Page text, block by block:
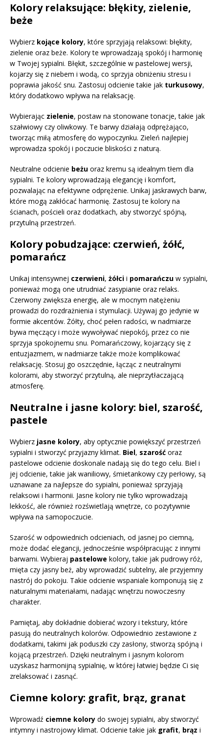
Kolory relaksujące: błękity, zielenie,
beże
Wybierz kojące kolory, które sprzyjają relaksowi: błękity,
zielenie oraz beże. Kolory te wprowadzają spokój i harmonię
w Twojej sypialni. Błękit, szczególnie w pastelowej wersji,
kojarzy się z niebem i wodą, co sprzyja obniżeniu stresu i
poprawia jakość snu. Zastosuj odcienie takie jak turkusowy,
który dodatkowo wpływa na relaksację.
Wybierając zielenie, postaw na stonowane tonacje, takie jak
szałwiowy czy oliwkowy. Te barwy działają odprężająco,
tworząc miłą atmosferę do wypoczynku. Zieleń najlepiej
wprowadza spokój i poczucie bliskości z naturą.
Neutralne odcienie beżu oraz kremu są idealnym tłem dla
sypialni. Te kolory wprowadzają elegancję i komfort,
pozwalając na efektywne odprężenie. Unikaj jaskrawych barw,
które mogą zakłócać harmonię. Zastosuj te kolory na
ścianach, pościeli oraz dodatkach, aby stworzyć spójną,
przytulną przestrzeń.
Kolory pobudzające: czerwień, żółć,
pomarańcz
Unikaj intensywnej czerwieni, żółci i pomarańczu w sypialni,
ponieważ mogą one utrudniać zasypianie oraz relaks.
Czerwony zwiększa energię, ale w mocnym natężeniu
prowadzi do rozdrażnienia i stymulacji. Używaj go jedynie w
formie akcentów. Żółty, choć pełen radości, w nadmiarze
bywa męczący i może wywoływać niepokój, przez co nie
sprzyja spokojnemu snu. Pomarańczowy, kojarzący się z
entuzjazmem, w nadmiarze także może komplikować
relaksację. Stosuj go oszczędnie, łącząc z neutralnymi
kolorami, aby stworzyć przytulną, ale nieprzytłaczającą
atmosferę.
Neutralne i jasne kolory: biel, szarość,
pastele
Wybierz jasne kolory, aby optycznie powiększyć przestrzeń
sypialni i stworzyć przyjazny klimat. Biel, szarość oraz
pastelowe odcienie doskonale nadają się do tego celu. Biel i
jej odcienie, takie jak waniliowy, śmietankowy czy perłowy, są
uznawane za najlepsze do sypialni, ponieważ sprzyjają
relaksowi i harmonii. Jasne kolory nie tylko wprowadzają
lekkość, ale również rozświetlają wnętrze, co pozytywnie
wpływa na samopoczucie.
Szarość w odpowiednich odcieniach, od jasnej po ciemną,
może dodać elegancji, jednocześnie współpracując z innymi
barwami. Wybieraj pastelowe kolory, takie jak pudrowy róż,
mięta czy jasny beż, aby wprowadzić subtelny, ale przyjemny
nastrój do pokoju. Takie odcienie wspaniale komponują się z
naturalnymi materiałami, nadając wnętrzu nowoczesny
charakter.
Pamiętaj, aby dokładnie dobierać wzory i tekstury, które
pasują do neutralnych kolorów. Odpowiednio zestawione z
dodatkami, takimi jak poduszki czy zasłony, stworzą spójną i
kojącą przestrzeń. Dzięki neutralnym i jasnym kolorom
uzyskasz harmonijną sypialnię, w której łatwiej będzie Ci się
zrelaksować i zasnąć.
Ciemne kolory: grafit, brąz, granat
Wprowadź ciemne kolory do swojej sypialni, aby stworzyć
intymny i nastrojowy klimat. Odcienie takie jak grafit, brąz i